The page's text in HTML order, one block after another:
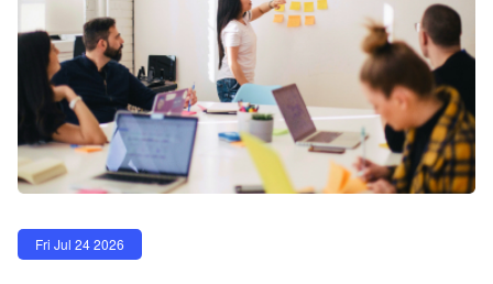
Fri Jul 24 2026